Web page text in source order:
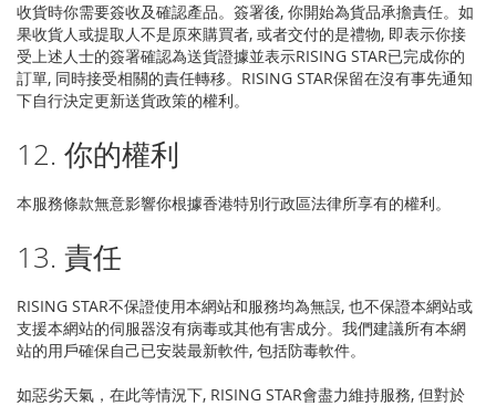
收貨時你需要簽收及確認產品。簽署後, 你開始為貨品承擔責任。如
果收貨人或提取人不是原來購買者, 或者交付的是禮物, 即表示你接
受上述人士的簽署確認為送貨證據並表示RISING STAR已完成你的
訂單, 同時接受相關的責任轉移。RISING STAR保留在沒有事先通知
下自行決定更新送貨政策的權利。
12. 你的權利
本服務條款無意影響你根據香港特別行政區法律所享有的權利。
13. 責任
RISING STAR不保證使用本網站和服務均為無誤, 也不保證本網站或
支援本網站的伺服器沒有病毒或其他有害成分。我們建議所有本網
站的用戶確保自己已安裝最新軟件, 包括防毒軟件。
如惡劣天氣，在此等情況下, RISING STAR會盡力維持服務, 但對於